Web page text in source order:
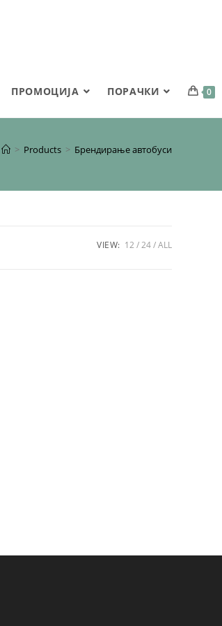
ПРОМОЦИЈА ПОРАЧКИ 0
> Products > Брендирање автобуси
VIEW: 12 24 ALL